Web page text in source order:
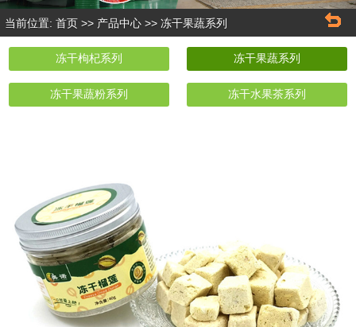
Previous Next
当前位置: 首页 >> 产品中心 >> 冻干果蔬系列
冻干枸杞系列 冻干果蔬系列
冻干果蔬粉系列 冻干水果茶系列